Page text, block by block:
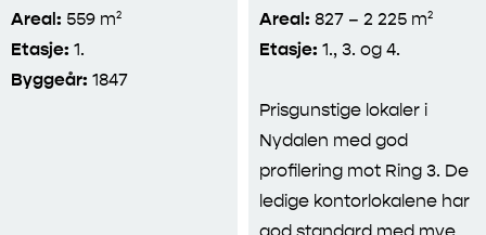
Areal: 559 m²
Etasje: 1.
Byggeår: 1847
Areal: 827 – 2 225 m²
Etasje: 1., 3. og 4.
Prisgunstige lokaler i
Nydalen med god
profilering mot Ring 3. De
ledige kontorlokalene har
god standard med mye